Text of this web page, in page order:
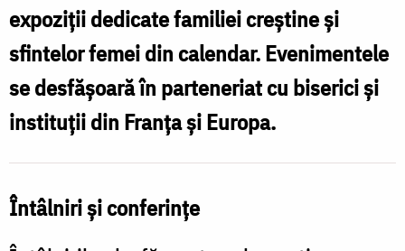
expoziții dedicate familiei creștine și
sfintelor femei din calendar. Evenimentele
se desfășoară în parteneriat cu biserici și
instituții din Franța și Europa.
Întâlniri și conferințe